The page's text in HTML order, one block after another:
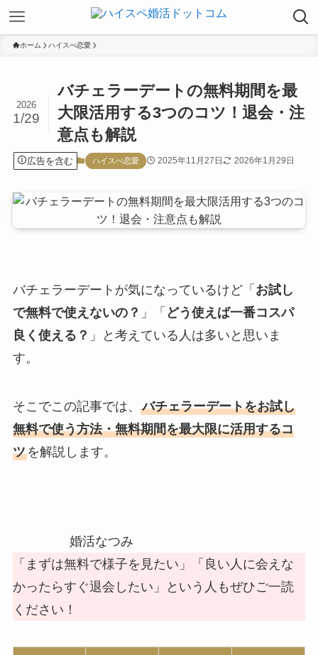
ホーム ハイスぺ恋愛
バチェラーデートの無料期間を最
大限活用する3つのコツ！退会・注
意点も解説
2026
1/29
広告を含む ハイスぺ恋愛 2025年11月27日 2026年1月29日
バチェラーデートが気になっているけど「 お試し
で無料で使えないの？ 」「 どう使えば一番コスパ
良く使える？ 」と考えている人は多いと思いま
す。
そこでこの記事では、 バチェラーデートをお試し
無料で使う方法・無料期間を最大限に活用するコ
ツを解説します。
婚活なつみ
「まずは無料で様子を見たい」「良い人に会えな
かったらすぐ退会したい」という人もぜひご一読
ください！